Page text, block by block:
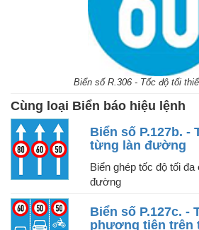
Biển số R.306 - Tốc độ tối
Cùng loại Biển báo hiệu lệnh
Biển số P.127b. -
từng làn đường
Biển ghép tốc độ tối
đường
Biển số P.127c. -
phương tiện trên